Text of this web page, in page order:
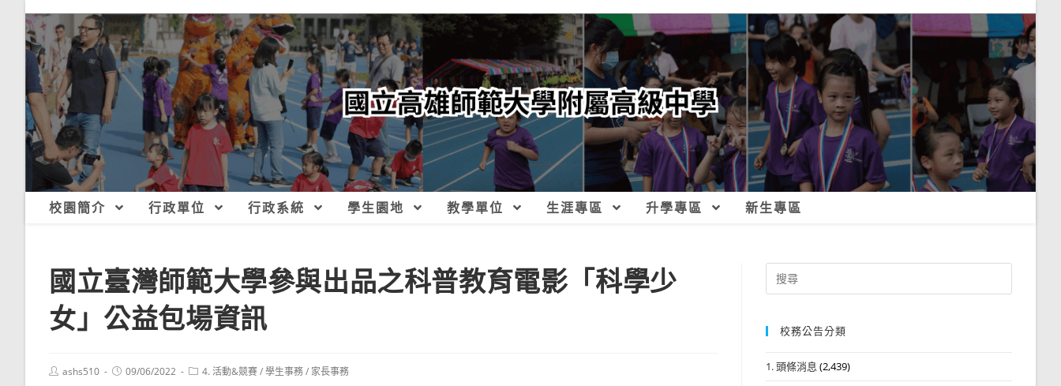
校園簡介 行政單位 行政系統 學生園地 教學單位 生涯專區 升學專區 新生專區
國立臺灣師範大學參與出品之科普教育電影「科學少
女」公益包場資訊
Postashs510
Post09/06/2022
Post4. 活動&競賽/學生事務/ 家長事務
Search
for:
校務公告分類
1. 頭條消息 (2,439)